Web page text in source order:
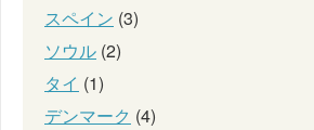
スペイン (3)
ソウル (2)
タイ (1)
デンマーク (4)